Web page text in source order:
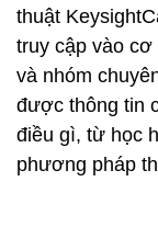
thuật
truy cập vào
và nhóm
được thông tin
điều gì, từ học
phương pháp